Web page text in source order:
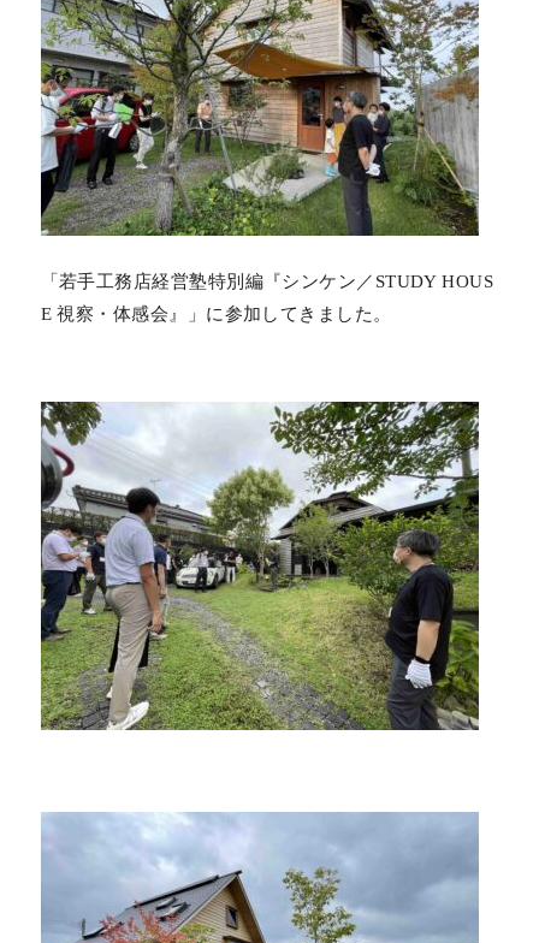
「若手工務店経営塾特別編『シンケン／STUDY HOUS
E 視察・体感会』」に参加してきました。